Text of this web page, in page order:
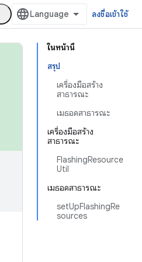
ลงชื่อเข้าใช้
ในหน้านี้
สรุป
เครื่องมือสร้าง
สาธารณะ
เมธอดสาธารณะ
เครื่องมือสร้าง
สาธารณะ
FlashingResource
Util
เมธอดสาธารณะ
setUpFlashingRe
sources